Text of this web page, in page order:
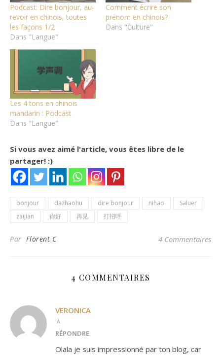
Podcast: Dire bonjour, au-
revoir en chinois, toutes
les façons 1/2
Dans "Langue"
Comment écrire son
prénom en chinois?
Dans "Culture"
Les 4 tons en chinois
mandarin : Podcast
Dans "Langue"
Si vous avez aimé l'article, vous êtes libre de le
partager! :)
bonjour dazhaohu dire bonjour nihao
Saluer
zaijian
你好 再见 打招呼
Par Florent C 4 Commentaires
4 COMMENTAIRES
VERONICA
À
RÉPONDRE
Olala je suis impressionné par ton blog, car